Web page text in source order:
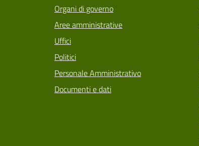
Organi di governo
Aree amministrative
Uffici
Politici
Personale Amministrativo
Documenti e dati